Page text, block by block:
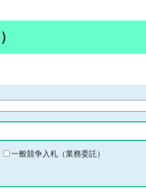
一般競争入札（業務委託）